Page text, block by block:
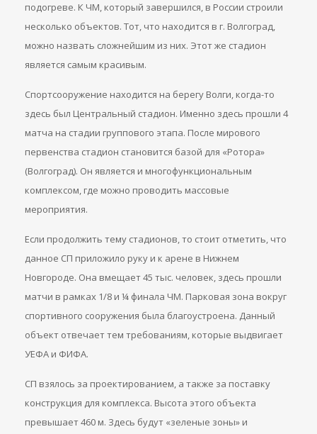
подогреве. К ЧМ, который завершился, в России строили
несколько объектов. Тот, что находится в г. Волгоград,
можно назвать сложнейшим из них. Этот же стадион
является самым красивым.
Спортсооружение находится на берегу Волги, когда-то
здесь был Центральный стадион. Именно здесь прошли 4
матча на стадии группового этапа. После мирового
первенства стадион становится базой для «Ротора»
(Волгоград). Он является и многофункциональным
комплексом, где можно проводить массовые
мероприятия.
Если продолжить тему стадионов, то стоит отметить, что
данное СП приложило руку и к арене в Нижнем
Новгороде. Она вмещает 45 тыс. человек, здесь прошли
матчи в рамках 1/8 и ¼ финала ЧМ. Парковая зона вокруг
спортивного сооружения была благоустроена. Данный
объект отвечает тем требованиям, которые выдвигает
УЕФА и ФИФА.
СП взялось за проектированием, а также за поставку
конструкция для комплекса. Высота этого объекта
превышает 460 м. Здесь будут «зеленые зоны» и